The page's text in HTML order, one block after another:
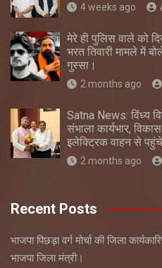
4 weeks ago
मेरे ही पुलिस वाले को
भरत तिवारी मामले में
गुस्सा।
2 months ago
Satna News: विंध्य
संभाला कार्यभार,
इलेक्ट्रिक वाहन से पहुंचे
2 months ago
Recent Posts
भाजपा पिछड़ा वर्ग मोर्चा की जिला
भाजपा जिला मंत्री।